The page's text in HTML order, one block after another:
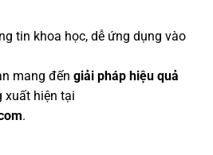
tin khoa học, dễ ứng dụng vào
mang đến giải pháp hiệu quả
xuất hiện tại
.